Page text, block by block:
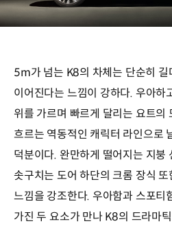
5m가 넘는 K8의 차체는 단순히 길
이어진다는 느낌이 강하다. 우아하
위를 가르며 빠르게 달리는 요트의
흐르는 역동적인 캐릭터 라인으로
덕분이다. 완만하게 떨어지는 지붕
솟구치는 도어 하단의 크롬 장식
느낌을 강조한다. 우아함과 스포티
가진 두 요소가 만나 K8의 드라마